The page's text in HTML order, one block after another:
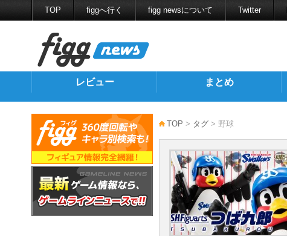
TOP figgへ行く figg newsについて Twitter
レビュー まとめ
TOP > タグ > 野球